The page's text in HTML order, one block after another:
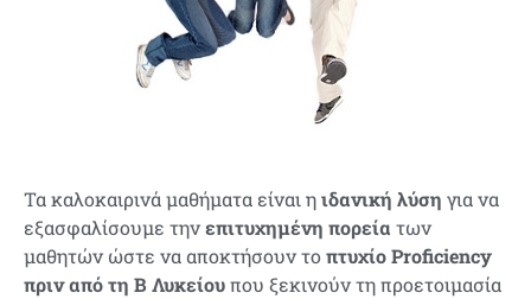
Τα καλοκαιρινά μαθήματα είναι ηιδανική λύση για να
εξασφαλίσουμε τηνεπιτυχημένη πορεία των
μαθητών ώστε να αποκτήσουν τοπτυχίο Proficiency
πριν από τη Β Λυκείουπου ξεκινούν τη προετοιμασία